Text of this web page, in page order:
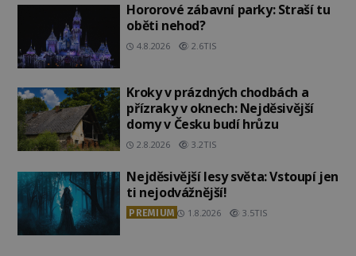
Hororové zábavní parky: Straší tu
oběti nehod?
4.8.2026 2.6TIS
Kroky v prázdných chodbách a
přízraky v oknech: Nejděsivější
domy v Česku budí hrůzu
2.8.2026 3.2TIS
Nejděsivější lesy světa: Vstoupí jen
ti nejodvážnější!
PREMIUM 1.8.2026 3.5TIS